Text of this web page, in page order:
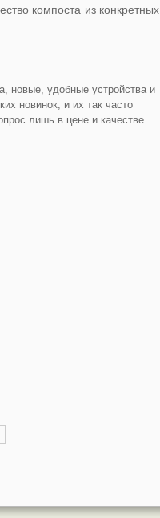
компоста из конкретных
новые, удобные устройства и
новинок, и их так часто
лишь в цене и качестве.